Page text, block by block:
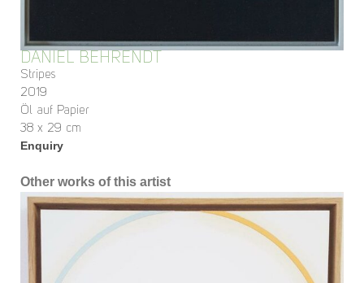
DANIEL BEHRENDT
Stripes
2019
Öl auf Papier
38 x 29 cm
Enquiry
Other works of this artist